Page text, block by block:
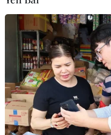
Hàn Quốc nối lại đường
Incheon-TP Hồ Chí Minh
07/08/2026 04:28
Khẩn trương phân luồng
sau vụ sạt lở trên tuyến
Cai
07/08/2026 02:37